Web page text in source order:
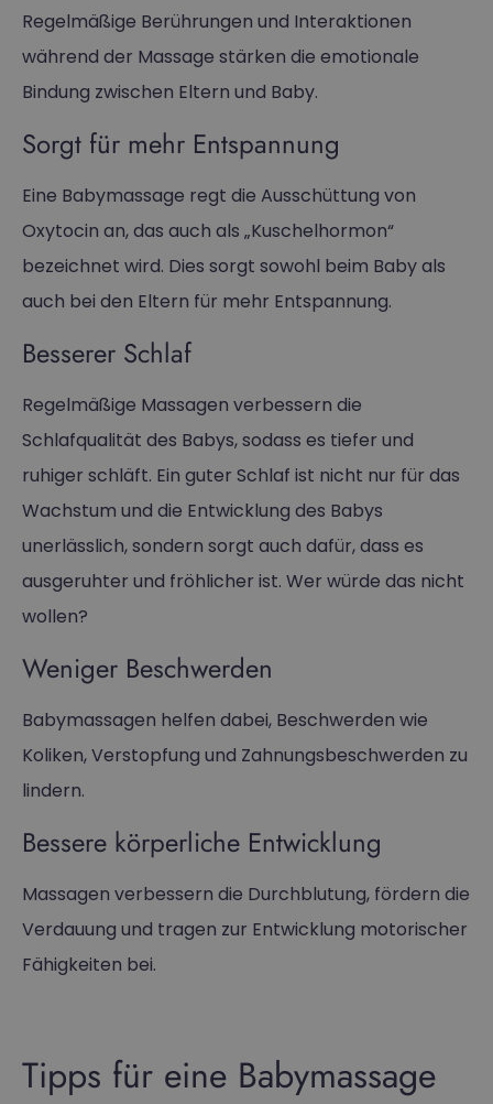
Regelmäßige Berührungen und Interaktionen
während der Massage stärken die emotionale
Bindung zwischen Eltern und Baby.
Sorgt für mehr Entspannung
Eine Babymassage regt die Ausschüttung von
Oxytocin an, das auch als „Kuschelhormon“
bezeichnet wird. Dies sorgt sowohl beim Baby als
auch bei den Eltern für mehr Entspannung.
Besserer Schlaf
Regelmäßige Massagen verbessern die
Schlafqualität des Babys, sodass es tiefer und
ruhiger schläft. Ein guter Schlaf ist nicht nur für das
Wachstum und die Entwicklung des Babys
unerlässlich, sondern sorgt auch dafür, dass es
ausgeruhter und fröhlicher ist. Wer würde das nicht
wollen?
Weniger Beschwerden
Babymassagen helfen dabei, Beschwerden wie
Koliken, Verstopfung und Zahnungsbeschwerden zu
lindern.
Bessere körperliche Entwicklung
Massagen verbessern die Durchblutung, fördern die
Verdauung und tragen zur Entwicklung motorischer
Fähigkeiten bei.
Tipps für eine Babymassage